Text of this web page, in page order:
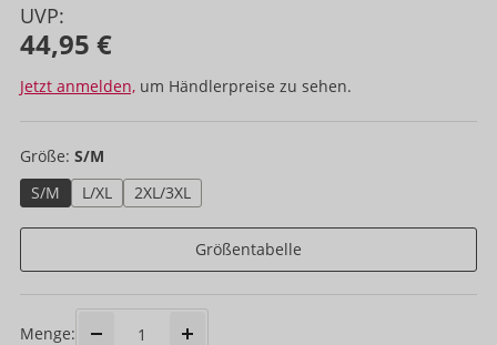
UVP:
44,95 €
Jetzt anmelden, um Händlerpreise zu sehen.
Größe: S/M
S/M
L/XL 2XL/3XL
Größentabelle
Menge: